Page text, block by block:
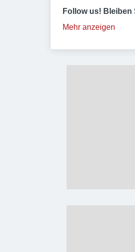
Follow us! Bleiben
Mehr anzeigen